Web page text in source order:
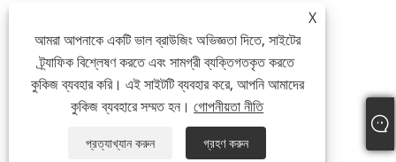
X
আমরা আপনাকে একটি ভাল ব্রাউজিং অভিজ্ঞতা দিতে, সাইটের
ট্র্যাফিক বিশ্লেষণ করতে এবং সামগ্রী ব্যক্তিগতকৃত করতে
কুকিজ ব্যবহার করি। এই সাইটটি ব্যবহার করে, আপনি আমাদের
কুকিজ ব্যবহারে সম্মত হন।গোপনীয়তা নীতি
প্রত্যাখ্যান করুন গ্রহণ করুন